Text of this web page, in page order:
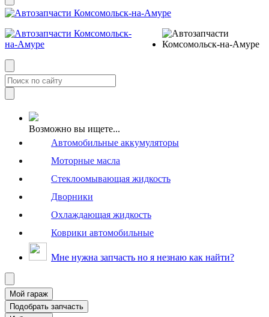
Возможно вы ищете...
Автомобильные аккумуляторы
Моторные масла
Стеклоомывающая жидкость
Дворники
Охлаждающая жидкость
Коврики автомобильные
Мне нужна запчасть но я незнаю как найти?